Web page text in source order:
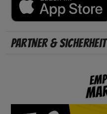
Partner & Sicherheit